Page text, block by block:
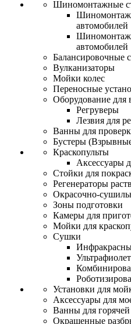
Шиномонтажные
автомобилей
автомобилей
Балансировочные
Вулканизаторы
Мойки колес
Переносные
Оборудование для
Регруверы
Лезвия для
Ванны для
Бустеры
Краскопульты
Аксессуары
Стойки для
Регенераторы
Окрасочно-
Зоны подготовки
Камеры для
Мойки для
Сушки
Установки для
Аксессуары для
Ванны для
Окрашенные